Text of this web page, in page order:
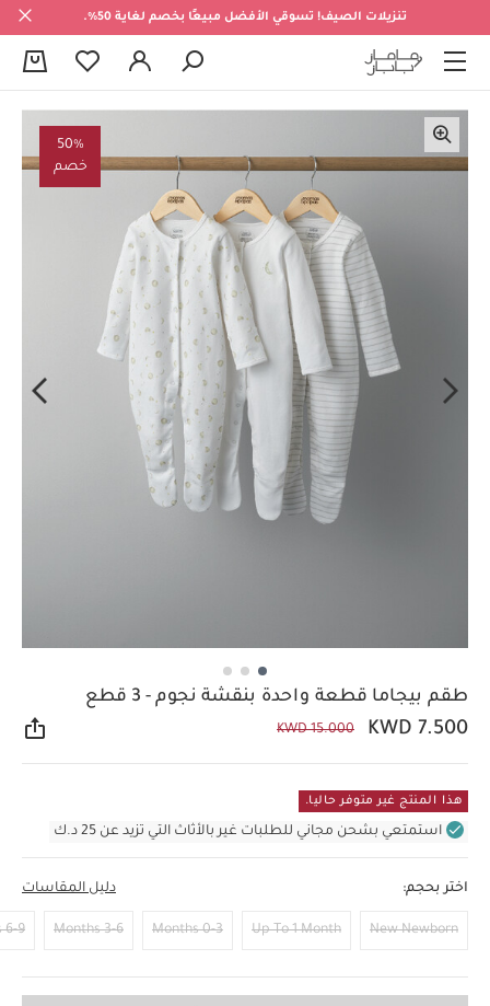
تنزيلات الصيف! تسوقي الأفضل مبيعًا بخصم لغاية 50%.
50%
خصم
طقم بيجاما قطعة واحدة بنقشة نجوم - 3 قطع
KWD 7.500
KWD 15.000
هذا المنتج غير متوفر حاليا.
استمتعي بشحن مجاني للطلبات غير بالأثاث التي تزيد عن 25 د.ك
اختر بحجم: دليل المقاسات
New Newborn
Up To 1 Month
0-3 Months
3-6 Months
6-9 Months